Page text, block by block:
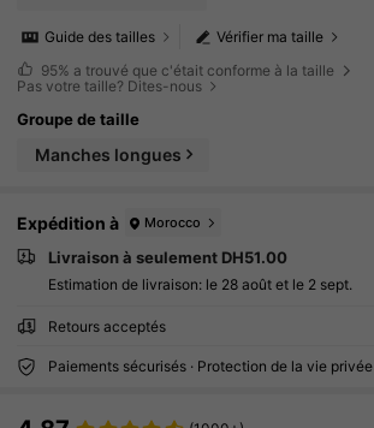
Vérifier ma taille
Guide des tailles
95% a trouvé que c'était conforme à la taille
Pas votre taille? Dites-nous
Groupe de taille
Manches longues
Expédition à Morocco
Livraison à seulement DH51.00
Estimation de livraison: le 28 août et le 2 sept.
Retours acceptés
Paiements sécurisés · Protection de la vie privée